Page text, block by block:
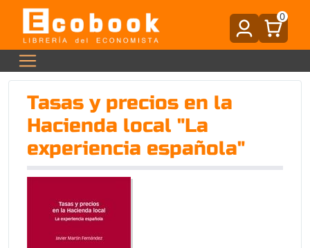
0
Tasas y precios en la
Hacienda local "La
experiencia española"